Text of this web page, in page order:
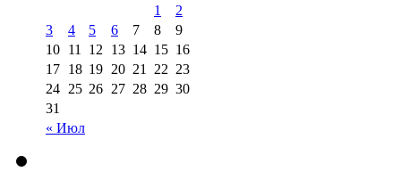
« Июл
1
2
3
4 5 6 7 8
9
10 11 12 13 14 15 16
17 18 19 20 21 22 23
24 25 26 27 28 29 30
31